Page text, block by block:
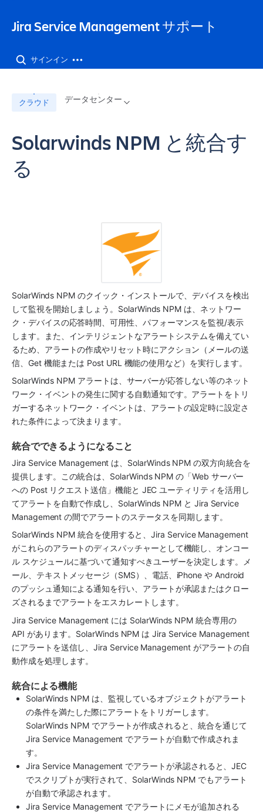
Jira Service Management サポート
サインイン
クラウド データセンター
Solarwinds NPM と統合す
る
SolarWinds NPM のクイック・インストールで、デバイスを検出
して監視を開始しましょう。SolarWinds NPM は、ネットワー
ク・デバイスの応答時間、可用性、パフォーマンスを監視/表示
します。また、インテリジェントなアラートシステムを備えてい
るため、アラートの作成やリセット時にアクション（メールの送
信、Get 機能または Post URL 機能の使用など）を実行します。
SolarWinds NPM アラートは、サーバーが応答しない等のネット
ワーク・イベントの発生に関する自動通知です。アラートをトリ
ガーするネットワーク・イベントは、アラートの設定時に設定さ
れた条件によって決まります。
統合でできるようになること
Jira Service Management は、SolarWinds NPM の双方向統合を
提供します。この統合は、SolarWinds NPM の「Web サーバー
への Post リクエスト送信」機能と JEC ユーティリティを活用し
てアラートを自動で作成し、SolarWinds NPM と Jira Service
Management の間でアラートのステータスを同期します。
SolarWinds NPM 統合を使用すると、Jira Service Management
がこれらのアラートのディスパッチャーとして機能し、オンコー
ル スケジュールに基づいて通知すべきユーザーを決定します。メ
ール、テキストメッセージ（SMS）、電話、iPhone や Android
のプッシュ通知による通知を行い、アラートが承認またはクロー
ズされるまでアラートをエスカレートします。
Jira Service Management には SolarWinds NPM 統合専用の
API があります。SolarWinds NPM は Jira Service Management
にアラートを送信し、Jira Service Management がアラートの自
動作成を処理します。
統合による機能
SolarWinds NPM は、監視しているオブジェクトがアラート
の条件を満たした際にアラートをトリガーします。
SolarWinds NPM でアラートが作成されると、統合を通じて
Jira Service Management でアラートが自動で作成されま
す。
Jira Service Management でアラートが承認されると、JEC
でスクリプトが実行されて、SolarWinds NPM でもアラート
が自動で承認されます。
Jira Service Management でアラートにメモが追加される